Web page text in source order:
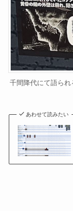
千間降代にて語られ
あわせて読みたい